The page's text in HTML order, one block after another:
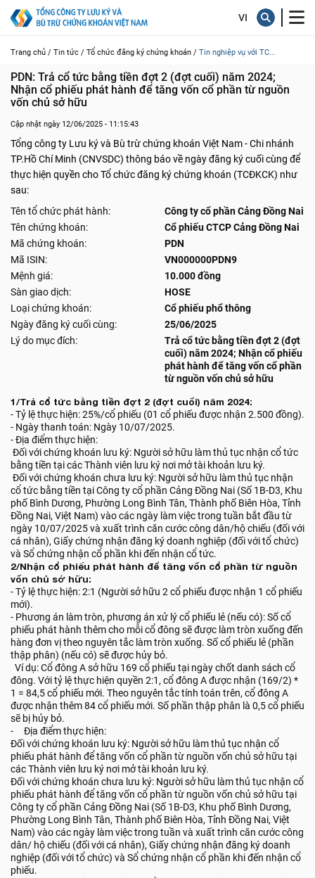
Trang chủ / Tin tức / Tổ chức đăng ký chứng khoán / Tin nghiệp vụ với TC...
PDN: Trả cổ tức bằng tiền đợt 2 (đợt cuối) năm 2024;
Nhận cổ phiếu phát hành để tăng vốn cổ phần từ nguồn
vốn chủ sở hữu
Cập nhật ngày 12/06/2025 - 11:15:43
Tổng công ty Lưu ký và Bù trừ chứng khoán Việt Nam - Chi nhánh
TP.Hồ Chí Minh (CNVSDC) thông báo về ngày đăng ký cuối cùng để
thực hiện quyền cho Tổ chức đăng ký chứng khoán (TCĐKCK) như
sau:
Tên tổ chức phát hành:
Công ty cổ phần Cảng Đồng Nai
Tên chứng khoán:
Cổ phiếu CTCP Cảng Đồng Nai
Mã chứng khoán:
PDN
Mã ISIN:
VN000000PDN9
Mệnh giá:
10.000 đồng
Sàn giao dịch:
HOSE
Loại chứng khoán:
Cổ phiếu phổ thông
Ngày đăng ký cuối cùng:
25/06/2025
Lý do mục đích:
Trả cổ tức bằng tiền đợt 2 (đợt
cuối) năm 2024; Nhận cổ phiếu
phát hành để tăng vốn cổ phần
từ nguồn vốn chủ sở hữu
1/Trả cổ tức bằng tiền đợt 2 (đợt cuối) năm 2024:
- Tỷ lệ thực hiện: 25%/cổ phiếu (01 cổ phiếu được nhận 2.500 đồng).
- Ngày thanh toán: Ngày 10/07/2025.
- Địa điểm thực hiện:
Đối với chứng khoán lưu ký: Người sở hữu làm thủ tục nhận cổ tức
bằng tiền tại các Thành viên lưu ký nơi mở tài khoản lưu ký.
Đối với chứng khoán chưa lưu ký: Người sở hữu làm thủ tục nhận
cổ tức bằng tiền tại Công ty cổ phần Cảng Đồng Nai (Số 1B-D3, Khu
phố Bình Dương, Phường Long Bình Tân, Thành phố Biên Hòa, Tỉnh
Đồng Nai, Việt Nam) vào các ngày làm việc trong tuần bắt đầu từ
ngày 10/07/2025 và xuất trình căn cước công dân/hộ chiếu (đối với
cá nhân), Giấy chứng nhận đăng ký doanh nghiệp (đối với tổ chức)
và Sổ chứng nhận cổ phần khi đến nhận cổ tức.
2/Nhận cổ phiếu phát hành để tăng vốn cổ phần từ nguồn
vốn chủ sở hữu:
- Tỷ lệ thực hiện: 2:1 (Người sở hữu 2 cổ phiếu được nhận 1 cổ phiếu
mới).
- Phương án làm tròn, phương án xử lý cổ phiếu lẻ (nếu có): Số cổ
phiếu phát hành thêm cho mỗi cổ đông sẽ được làm tròn xuống đến
hàng đơn vị theo nguyên tắc làm tròn xuống. Số cổ phiếu lẻ (phần
thập phân) (nếu có) sẽ được hủy bỏ.
Ví dụ: Cổ đông A sở hữu 169 cổ phiếu tại ngày chốt danh sách cổ
đông. Với tỷ lệ thực hiện quyền 2:1, cổ đông A được nhận (169/2) *
1 = 84,5 cổ phiếu mới. Theo nguyên tắc tính toán trên, cổ đông A
được nhận thêm 84 cổ phiếu mới. Số phần thập phân là 0,5 cổ phiếu
sẽ bị hủy bỏ.
- Địa điểm thực hiện:
Đối với chứng khoán lưu ký: Người sở hữu làm thủ tục nhận cổ
phiếu phát hành để tăng vốn cổ phần từ nguồn vốn chủ sở hữu tại
các Thành viên lưu ký nơi mở tài khoản lưu ký.
Đối với chứng khoán chưa lưu ký: Người sở hữu làm thủ tục nhận cổ
phiếu phát hành để tăng vốn cổ phần từ nguồn vốn chủ sở hữu tại
Công ty cổ phần Cảng Đồng Nai (Số 1B-D3, Khu phố Bình Dương,
Phường Long Bình Tân, Thành phố Biên Hòa, Tỉnh Đồng Nai, Việt
Nam) vào các ngày làm việc trong tuần và xuất trình căn cước công
dân/ hộ chiếu (đối với cá nhân), Giấy chứng nhận đăng ký doanh
nghiệp (đối với tổ chức) và Sổ chứng nhận cổ phần khi đến nhận cổ
phiếu.